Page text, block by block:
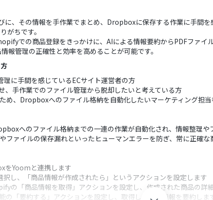
、その情報を手作業でまとめ、Dropboxに保存する作業に手間
がちです。
での商品登録をきっかけに、AIによる情報要約からPDFファ
報管理の正確性と効率を高めることが可能です。
に手間を感じているECサイト運営者の方
手作業でのファイル管理から脱却したいと考えている方
め、Dropboxへのファイル格納を自動化したいマーケティング担
へのファイル格納までの一連の作業が自動化され、情報整理や
ファイルの保存漏れといったヒューマンエラーを防ぎ、常に正確
をYoomと連携します
し、「商品情報が作成されたら」というアクションを設定します
の「商品情報を取得」アクションを設定し、作成された商品の詳
の「要約する」アクションを設定し、取得した商品情報を要約しま